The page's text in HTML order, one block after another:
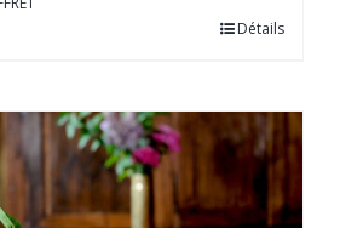
Détails